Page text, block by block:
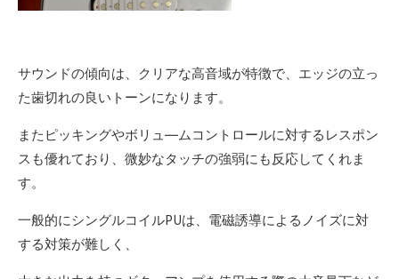
サウンドの傾向は、クリアな高音域が特徴で、エッジの立っ
た歯切れの良いトーンになります。
またピッキングやボリュ―ムコントロールに対するレスポン
スも優れており、微妙なタッチの強弱にも反応してくれま
す。
一般的にシングルコイルPUは、電磁誘導によるノイズに対
する対策が難しく、